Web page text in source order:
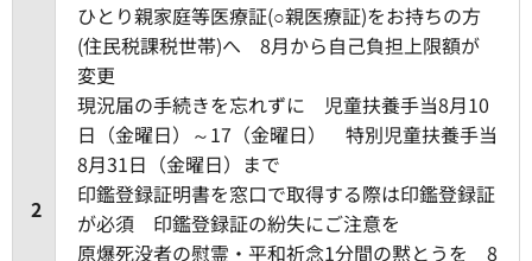
2
ひとり親家庭等医療証(○親医療証)をお持ちの方
(住民税課税世帯)へ 8月から自己負担上限額が
変更
現況届の手続きを忘れずに 児童扶養手当8月10
日（金曜日）～17（金曜日） 特別児童扶養手当
8月31日（金曜日）まで
印鑑登録証明書を窓口で取得する際は印鑑登録証
が必須 印鑑登録証の紛失にご注意を
原爆死没者の慰霊・平和祈念1分間の黙とうを 8